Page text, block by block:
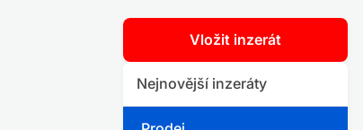
Vložit inzerát
Nejnovější inzeráty